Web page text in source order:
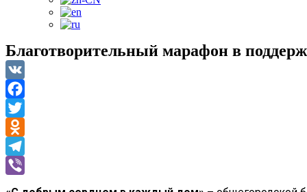
Благотворительный марафон в
VK
Facebook
Twitter
Odnoklassniki
Telegram